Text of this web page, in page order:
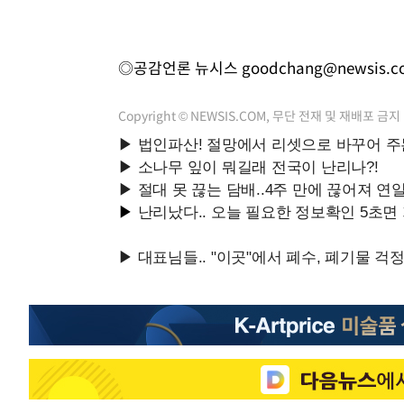
◎공감언론 뉴시스
Copyright © NEWSIS.COM, 무단 전재 및 재배포 금지